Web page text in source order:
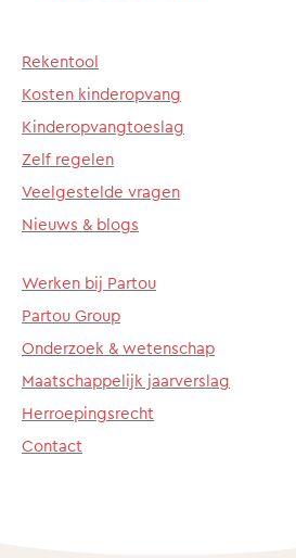
Rekentool
Kosten kinderopvang
Kinderopvangtoeslag
Zelf regelen
Veelgestelde vragen
Nieuws & blogs
Werken bij Partou
Partou Group
Onderzoek & wetenschap
Maatschappelijk jaarverslag
Herroepingsrecht
Contact